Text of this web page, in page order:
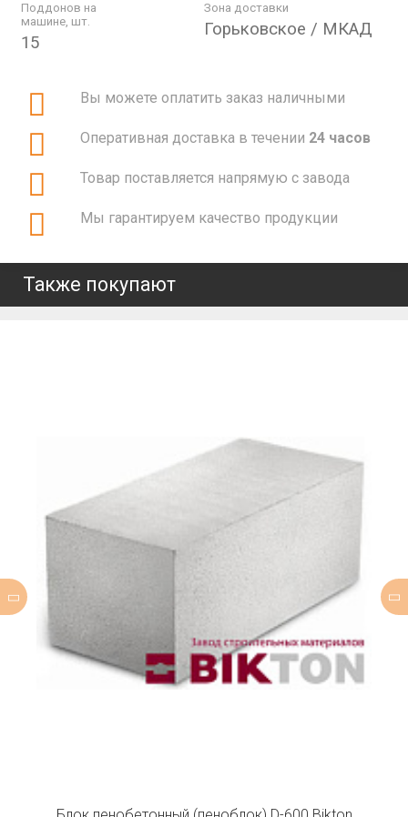
Поддонов на
машине, шт.
15
Зона доставки
Горьковское / МКАД
Вы можете оплатить заказ наличными
Оперативная доставка в течении 24 часов
Товар поставляется напрямую с завода
Мы гарантируем качество продукции
Также покупают